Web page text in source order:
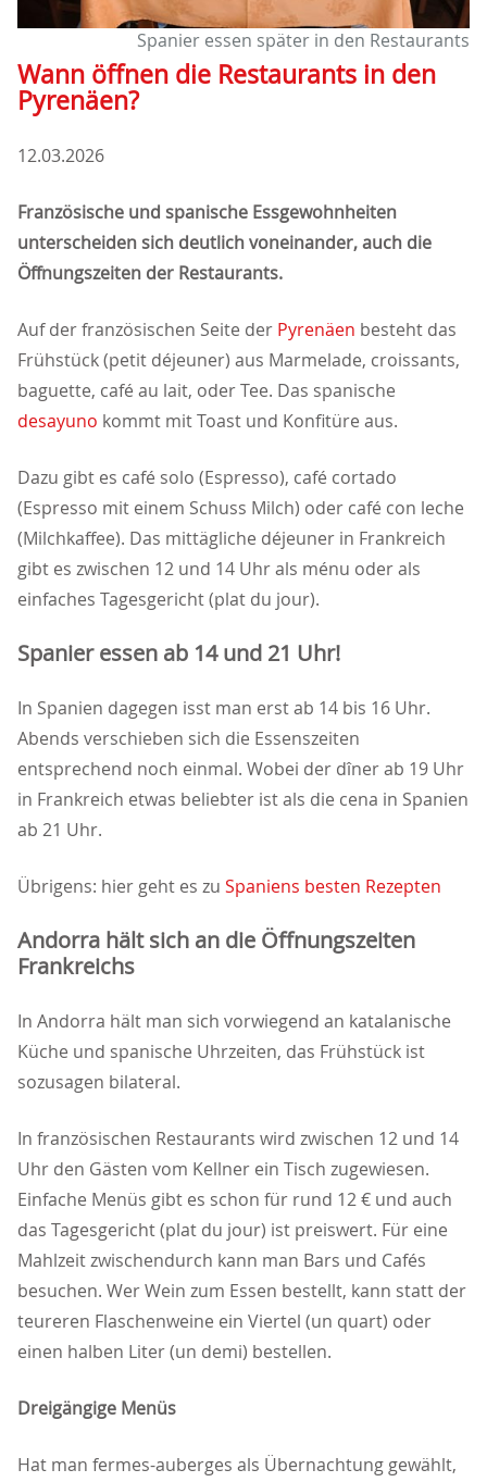
Spanier essen später in den Restaurants
Wann öffnen die Restaurants in den
Pyrenäen?
12.03.2026
Französische und spanische Essgewohnheiten
unterscheiden sich deutlich voneinander, auch die
Öffnungszeiten der Restaurants.
Auf der französischen Seite der Pyrenäen besteht das
Frühstück (petit déjeuner) aus Marmelade, croissants,
baguette, café au lait, oder Tee. Das spanische
desayuno kommt mit Toast und Konfitüre aus.
Dazu gibt es café solo (Espresso), café cortado
(Espresso mit einem Schuss Milch) oder café con leche
(Milchkaffee). Das mittägliche déjeuner in Frankreich
gibt es zwischen 12 und 14 Uhr als ménu oder als
einfaches Tagesgericht (plat du jour).
Spanier essen ab 14 und 21 Uhr!
In Spanien dagegen isst man erst ab 14 bis 16 Uhr.
Abends verschieben sich die Essenszeiten
entsprechend noch einmal. Wobei der dîner ab 19 Uhr
in Frankreich etwas beliebter ist als die cena in Spanien
ab 21 Uhr.
Übrigens: hier geht es zu Spaniens besten Rezepten
Andorra hält sich an die Öffnungszeiten
Frankreichs
In Andorra hält man sich vorwiegend an katalanische
Küche und spanische Uhrzeiten, das Frühstück ist
sozusagen bilateral.
In französischen Restaurants wird zwischen 12 und 14
Uhr den Gästen vom Kellner ein Tisch zugewiesen.
Einfache Menüs gibt es schon für rund 12 € und auch
das Tagesgericht (plat du jour) ist preiswert. Für eine
Mahlzeit zwischendurch kann man Bars und Cafés
besuchen. Wer Wein zum Essen bestellt, kann statt der
teureren Flaschenweine ein Viertel (un quart) oder
einen halben Liter (un demi) bestellen.
Dreigängige Menüs
Hat man fermes-auberges als Übernachtung gewählt,